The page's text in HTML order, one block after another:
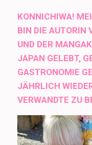
KONNICHIWA!
BIN DIE AUTORIN
UND DER
JAPAN GELEBT,
GASTRONOMIE
JÄHRLICH
VERWANDTE ZU